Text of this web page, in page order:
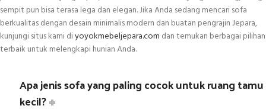
sempit pun bisa terasa lega dan elegan. Jika Anda sedang mencari sofa
berkualitas dengan desain minimalis modern dan buatan pengrajin Jepara,
kunjungi situs kami diyoyokmebeljepara.com dan temukan berbagai pilihan
terbaik untuk melengkapi hunian Anda.
Apa jenis sofa yang paling cocok untuk ruang tamu
kecil?